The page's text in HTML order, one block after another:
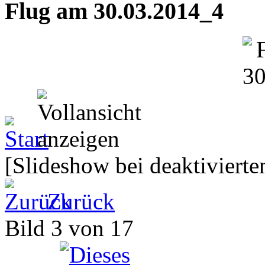
Flug am 30.03.2014_4
[Slideshow bei
Zurück
Bild 3 von 17